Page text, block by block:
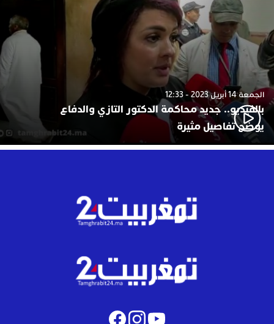
الجمعة 14 أبريل 2023 - 12:33
بالفيديو.. جديد محاكمة الدكتور التازي والدفاع
يوضح تفاصيل مثيرة